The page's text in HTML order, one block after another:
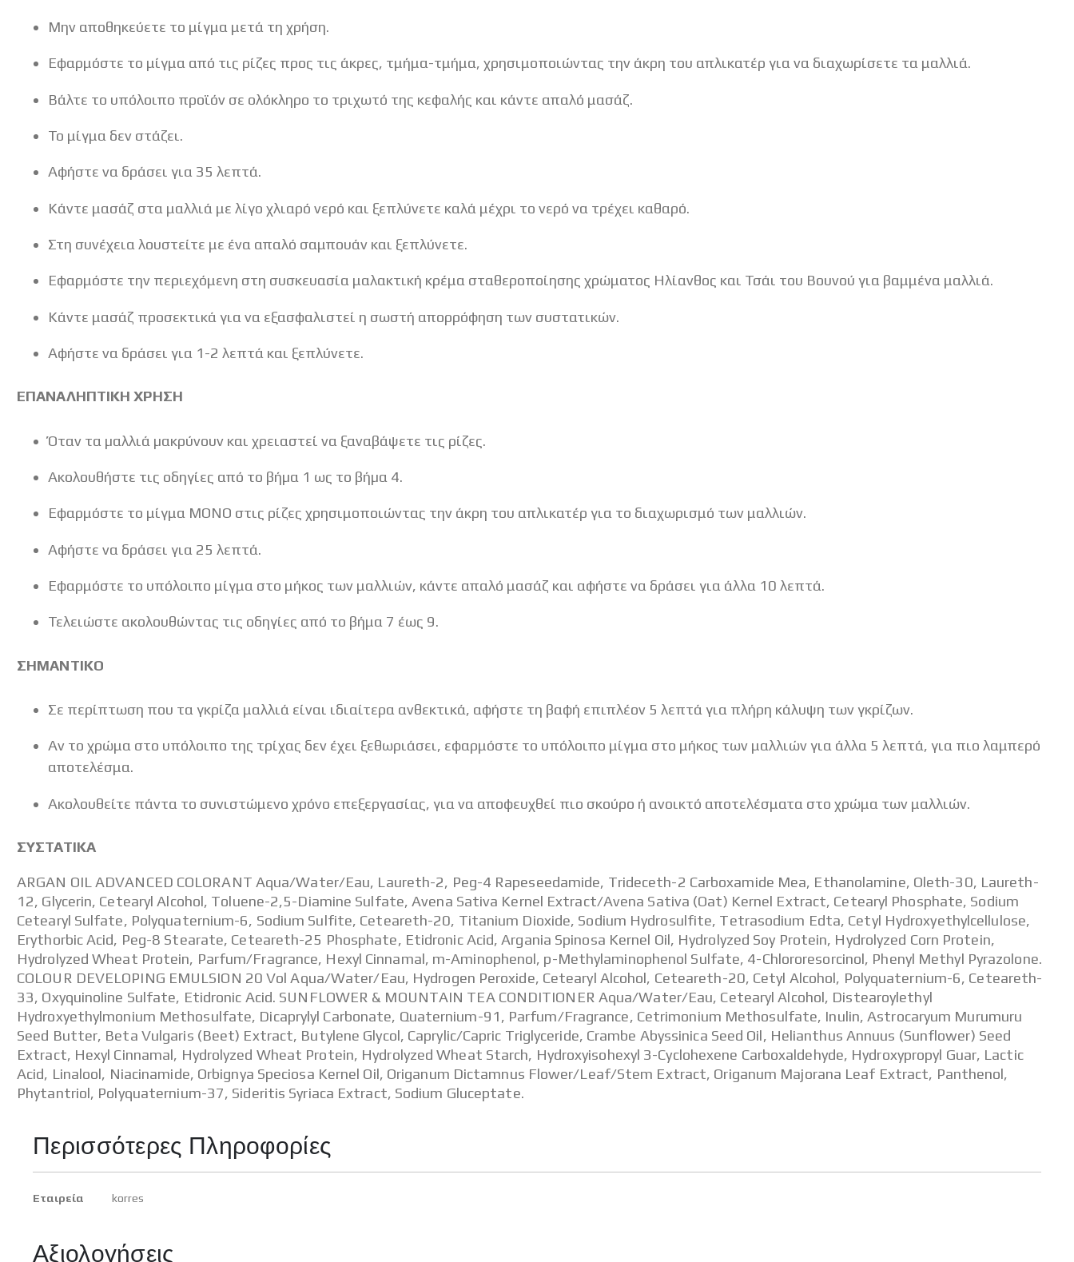
Μην αποθηκεύετε το μίγμα μετά τη χρήση.
Εφαρμόστε το μίγμα από τις ρίζες προς τις άκρες, τμήμα-τμήμα, χρησιμοποιώντας την άκρη του απλικατέρ για να διαχωρίσετε τα μαλλιά.
Βάλτε το υπόλοιπο προϊόν σε ολόκληρο το τριχωτό της κεφαλής και κάντε απαλό μασάζ.
Το μίγμα δεν στάζει.
Αφήστε να δράσει για 35 λεπτά.
Κάντε μασάζ στα μαλλιά με λίγο χλιαρό νερό και ξεπλύνετε καλά μέχρι το νερό να τρέχει καθαρό.
Στη συνέχεια λουστείτε με ένα απαλό σαμπουάν και ξεπλύνετε.
Εφαρμόστε την περιεχόμενη στη συσκευασία μαλακτική κρέμα σταθεροποίησης χρώματος Ηλίανθος και Τσάι του Βουνού για βαμμένα μαλλιά.
Κάντε μασάζ προσεκτικά για να εξασφαλιστεί η σωστή απορρόφηση των συστατικών.
Αφήστε να δράσει για 1-2 λεπτά και ξεπλύνετε.
ΕΠΑΝΑΛΗΠΤΙΚΗ ΧΡΗΣΗ
Όταν τα µαλλιά µακρύνουν και χρειαστεί να ξαναβάψετε τις ρίζες.
Ακολουθήστε τις οδηγίες από το βήµα 1 ως το βήµα 4.
Εφαρμόστε το μίγμα ΜΟΝΟ στις ρίζες χρησιμοποιώντας την άκρη του απλικατέρ για το διαχωρισμό των μαλλιών.
Αφήστε να δράσει για 25 λεπτά.
Εφαρμόστε το υπόλοιπο μίγμα στο μήκος των μαλλιών, κάντε απαλό μασάζ και αφήστε να δράσει για άλλα 10 λεπτά.
Τελειώστε ακολουθώντας τις οδηγίες από το βήμα 7 έως 9.
ΣΗΜΑΝΤΙΚΟ
Σε περίπτωση που τα γκρίζα μαλλιά είναι ιδιαίτερα ανθεκτικά, αφήστε τη βαφή επιπλέον 5 λεπτά για πλήρη κάλυψη των γκρίζων.
Αν το χρώμα στο υπόλοιπο της τρίχας δεν έχει ξεθωριάσει, εφαρμόστε το υπόλοιπο μίγμα στο μήκος των μαλλιών για άλλα 5 λεπτά, για πιο λαμπερό
αποτελέσμα.
Ακολουθείτε πάντα το συνιστώμενο χρόνο επεξεργασίας, για να αποφευχθεί πιο σκούρο ή ανοικτό αποτελέσματα στο χρώμα των μαλλιών.
ΣΥΣΤΑΤΙΚΑ
ARGAN OIL ADVANCED COLORANT Aqua/Water/Eau, Laureth-2, Peg-4 Rapeseedamide, Trideceth-2 Carboxamide Mea, Ethanolamine, Oleth-30, Laureth-
12, Glycerin, Cetearyl Alcohol, Toluene-2,5-Diamine Sulfate, Avena Sativa Kernel Extract/Avena Sativa (Oat) Kernel Extract, Cetearyl Phosphate, Sodium
Cetearyl Sulfate, Polyquaternium-6, Sodium Sulfite, Ceteareth-20, Titanium Dioxide, Sodium Hydrosulfite, Tetrasodium Edta, Cetyl Hydroxyethylcellulose,
Erythorbic Acid, Peg-8 Stearate, Ceteareth-25 Phosphate, Etidronic Acid, Argania Spinosa Kernel Oil, Hydrolyzed Soy Protein, Hydrolyzed Corn Protein,
Hydrolyzed Wheat Protein, Parfum/Fragrance, Hexyl Cinnamal, m-Aminophenol, p-Methylaminophenol Sulfate, 4-Chlororesorcinol, Phenyl Methyl Pyrazolone.
COLOUR DEVELOPING EMULSION 20 Vol Aqua/Water/Eau, Hydrogen Peroxide, Cetearyl Alcohol, Ceteareth-20, Cetyl Alcohol, Polyquaternium-6, Ceteareth-
33, Oxyquinoline Sulfate, Etidronic Acid. SUNFLOWER & MOUNTAIN TEA CONDITIONER Aqua/Water/Eau, Cetearyl Alcohol, Distearoylethyl
Hydroxyethylmonium Methosulfate, Dicaprylyl Carbonate, Quaternium-91, Parfum/Fragrance, Cetrimonium Methosulfate, Inulin, Astrocaryum Murumuru
Seed Butter, Beta Vulgaris (Beet) Extract, Butylene Glycol, Caprylic/Capric Triglyceride, Crambe Abyssinica Seed Oil, Helianthus Annuus (Sunflower) Seed
Extract, Hexyl Cinnamal, Hydrolyzed Wheat Protein, Hydrolyzed Wheat Starch, Hydroxyisohexyl 3-Cyclohexene Carboxaldehyde, Hydroxypropyl Guar, Lactic
Acid, Linalool, Niacinamide, Orbignya Speciosa Kernel Oil, Origanum Dictamnus Flower/Leaf/Stem Extract, Origanum Majorana Leaf Extract, Panthenol,
Phytantriol, Polyquaternium-37, Sideritis Syriaca Extract, Sodium Gluceptate.
Περισσότερες Πληροφορίες
Περισσότερες
Εταιρεία korres
Αξιολογήσεις